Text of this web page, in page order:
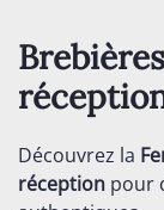
Découvrez la
réception pour